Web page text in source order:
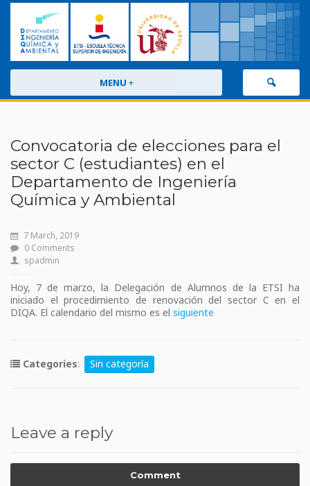
MENU +
Convocatoria de elecciones para el
sector C (estudiantes) en el
Departamento de Ingeniería
Química y Ambiental
7 March, 2019
0 Comments
spadmin
Hoy, 7 de marzo, la Delegación de Alumnos de la ETSI ha
iniciado el procedimiento de renovación del sector C en el
DIQA. El calendario del mismo es el siguiente
Categories: Sin categoría
Leave a reply
Comment